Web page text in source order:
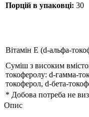
Порцій в упаковці: 30
Вітамін Е (d-альфа-
Суміш з високим
токоферолу: d-гамма-
токоферол, d-бета-
* Добова потреба не
Опис